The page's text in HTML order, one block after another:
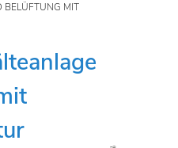
BELÜFTUNG MIT